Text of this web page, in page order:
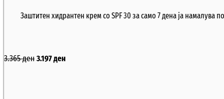
Заштитен хидрантен крем со SPF 30 за само 7 дена ја намалува
3.365ден3.197ден